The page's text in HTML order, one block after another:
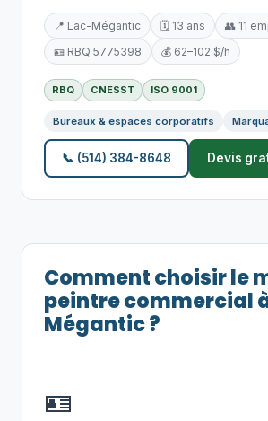
📍 Lac-Mégantic 🗓️ 13 ans
👥 11
🪪 RBQ 5775398
💰 62–102 $/h
RBQ CNESST ISO 9001
Bureaux & espaces corporatifs
📞 (514) 384-8648 Devis
Comment choisir le
peintre commercial
Mégantic ?
🪪